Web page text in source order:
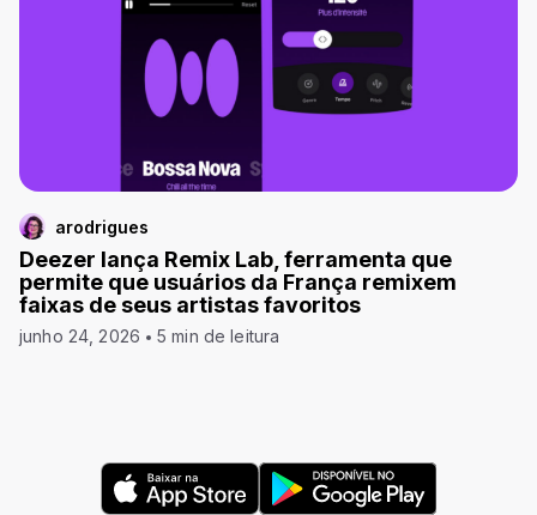
arodrigues
Deezer lança Remix Lab, ferramenta que
permite que usuários da França remixem
faixas de seus artistas favoritos
junho 24, 2026 5 min de leitura